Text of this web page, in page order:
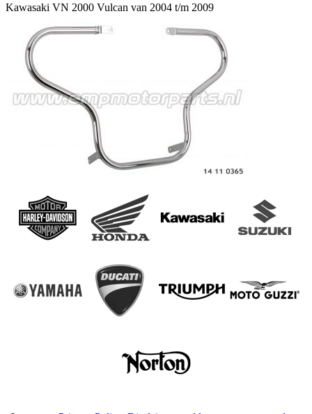
Kawasaki VN 2000 Vulcan van 2004 t/m 2009